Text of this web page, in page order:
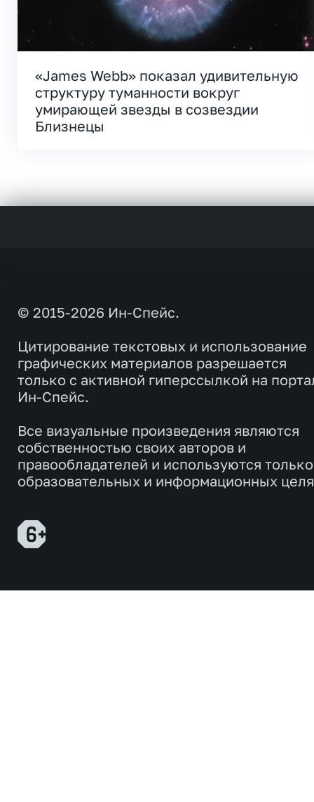
«James Webb» показал удивительную
структуру туманности вокруг
умирающей звезды в созвездии
Близнецы
© 2015-2026 Ин-Спейс.
Цитирование текстовых и использование
графических материалов разрешается
только с активной гиперссылкой на
Ин-Спейс.
Все визуальные произведения являются
собственностью своих авторов и
правообладателей и используются
образовательных и информационных